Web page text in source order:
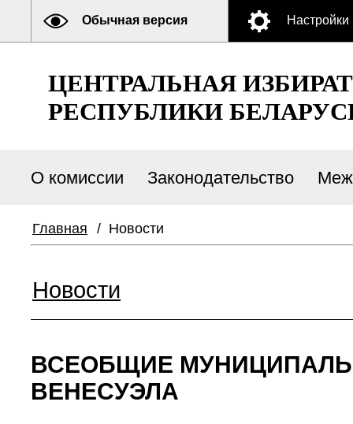
Обычная версия Настройки
ЦЕНТРАЛЬНАЯ
РЕСПУБЛИКИ
О комиссии Законодательство
Главная / Новости
Новости
ВСЕОБЩИЕ
ВЕНЕСУЭЛА